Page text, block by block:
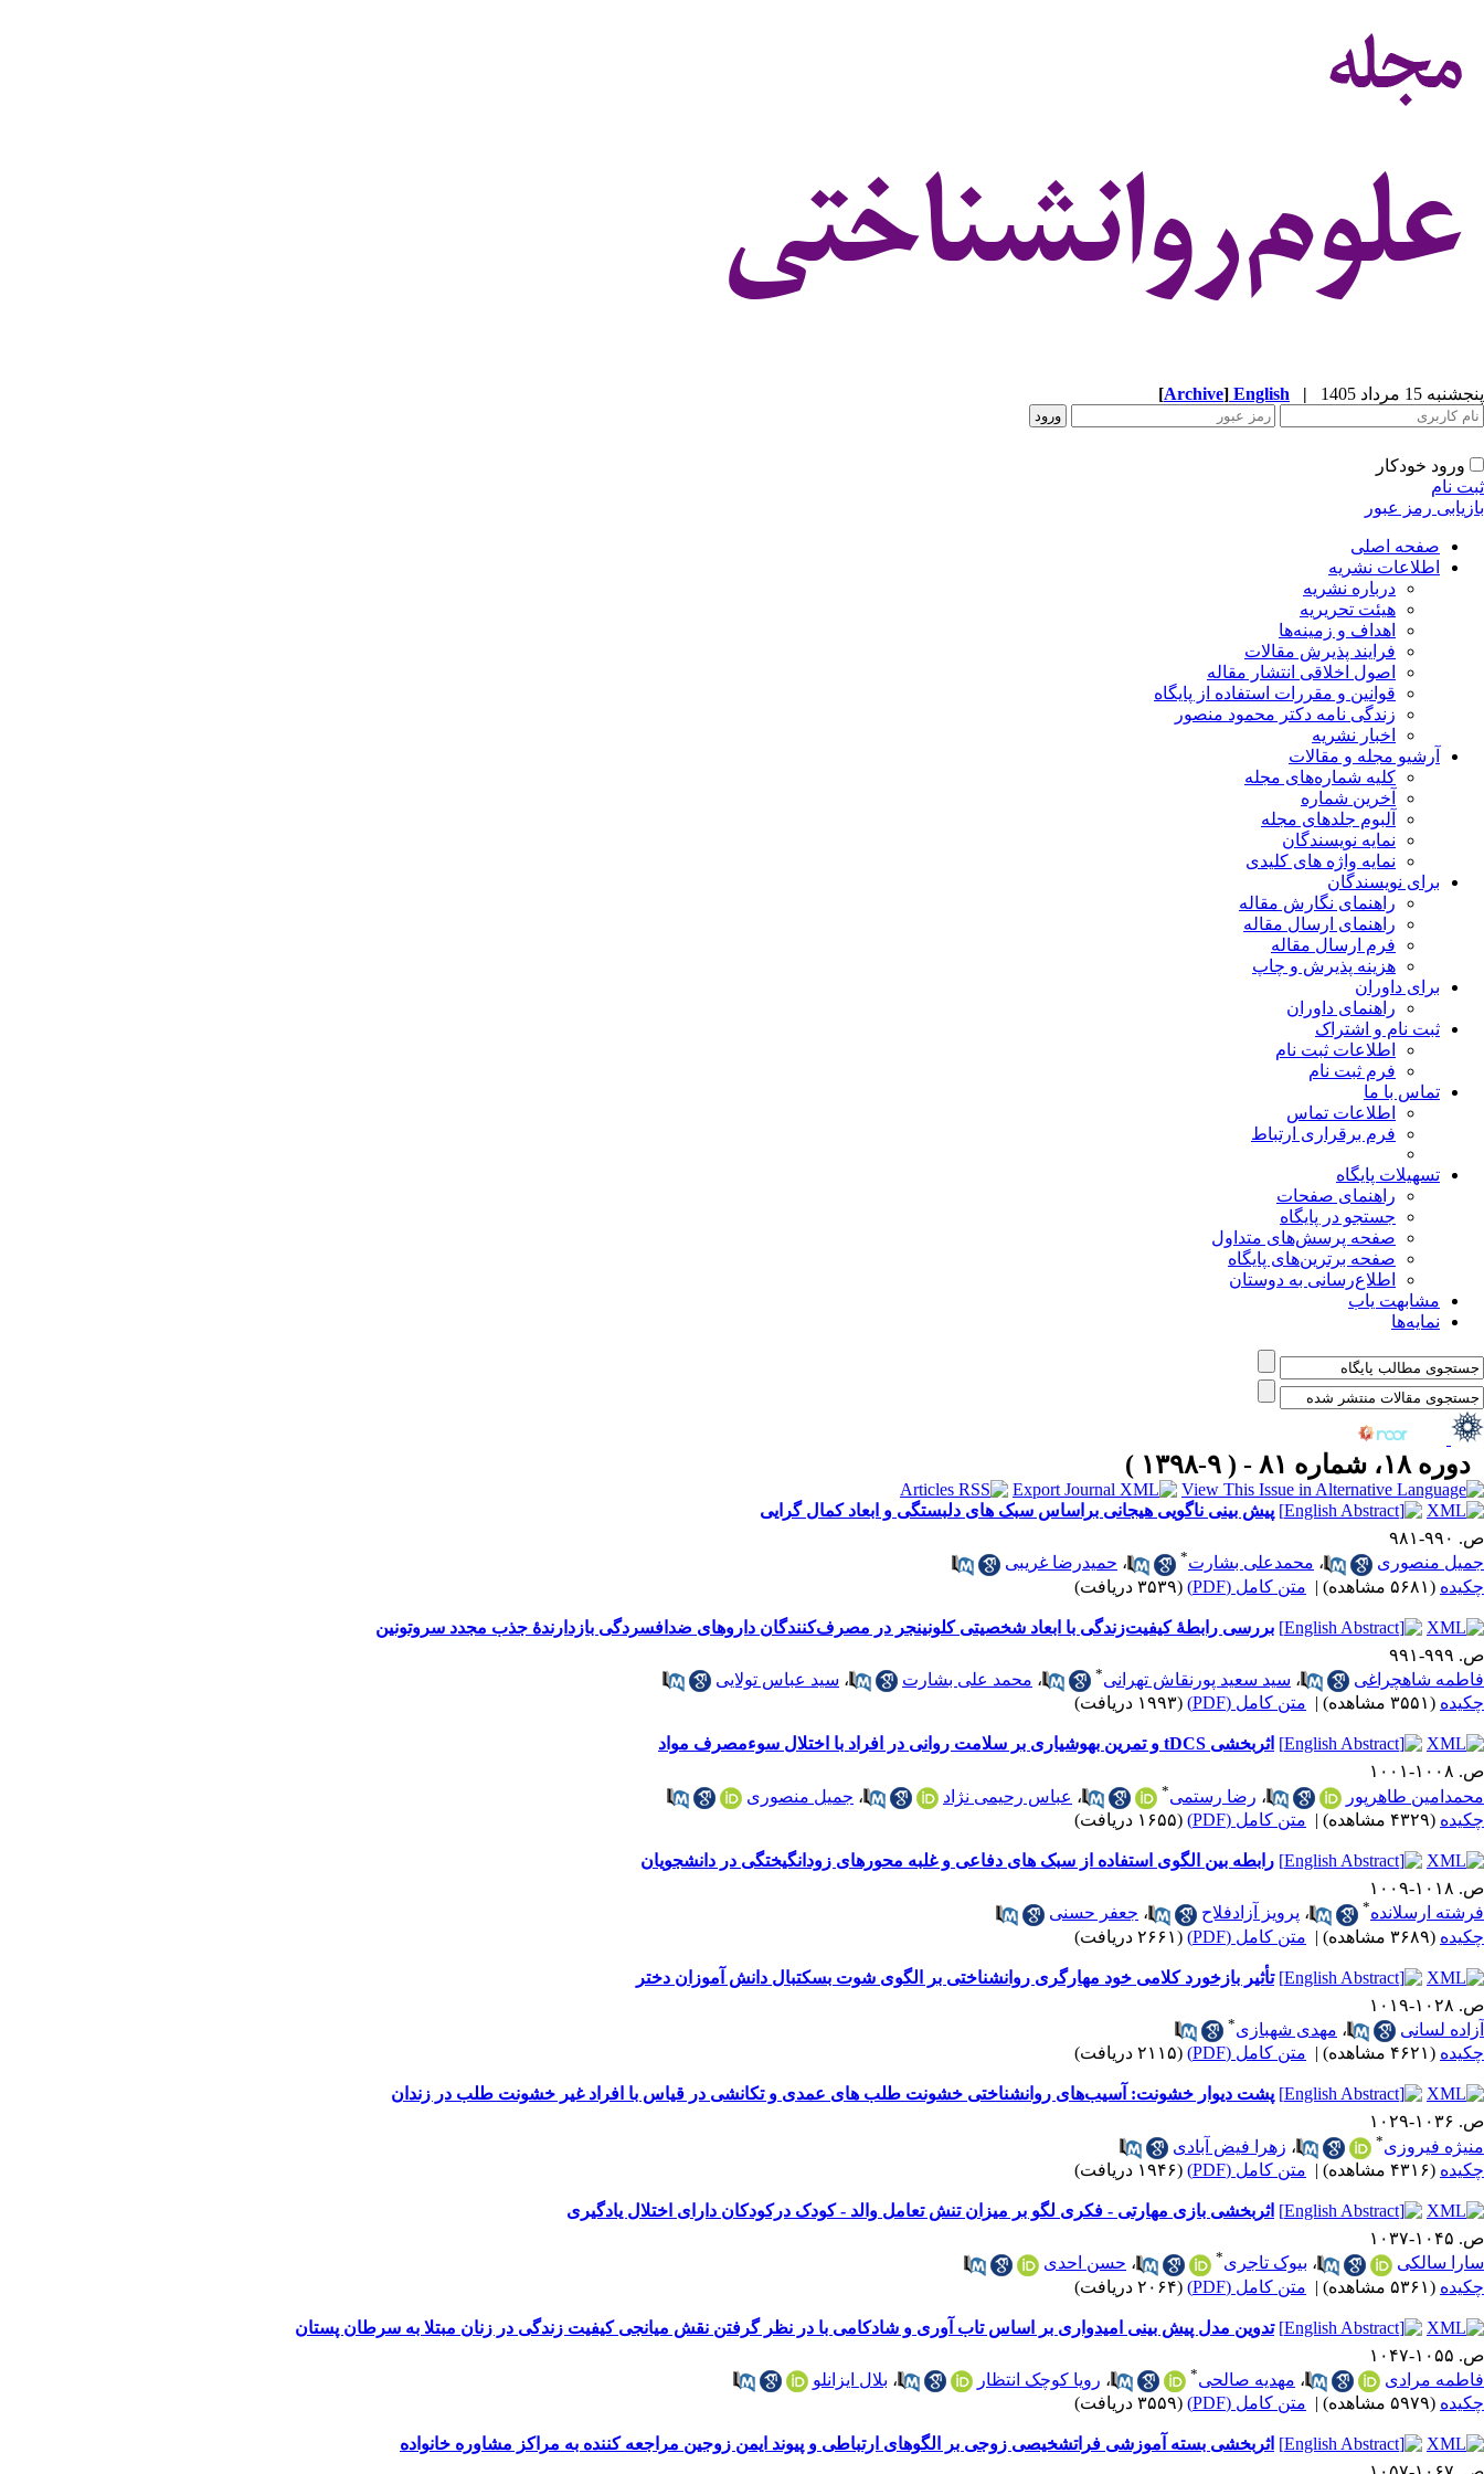
پنجشنبه 15 مرداد 1405 |
English
[Archive]
ورود خودکار
ثبت نام
بازیابی رمز عبور
صفحه اصلی
اطلاعات نشریه
درباره نشریه
هیئت تحریریه
اهداف و زمینه‌ها
فرایند پذیرش مقالات
اصول اخلاقی انتشار مقاله
قوانین و مقررات استفاده از پایگاه
زندگی نامه دکتر محمود منصور
اخبار نشریه
آرشیو مجله و مقالات
کلیه شماره‌های مجله
آخرین شماره
آلبوم جلدهای مجله
نمایه نویسندگان
نمایه واژه های کلیدی
برای نویسندگان
راهنمای نگارش مقاله
راهنمای ارسال مقاله
فرم ارسال مقاله
هزینه پذیرش و چاپ
برای داوران
راهنمای داوران
ثبت نام و اشتراک
اطلاعات ثبت نام
فرم ثبت نام
تماس با ما
اطلاعات تماس
فرم برقراری ارتباط
تسهیلات پایگاه
راهنمای صفحات
جستجو در پایگاه
صفحه پرسش‌های متداول
صفحه برترین‌های پایگاه
اطلاع‌رسانی به دوستان
مشابهت یاب
نمایه‌ها
دوره ۱۸، شماره ۸۱ - ( ۹-۱۳۹۸ )
پیش بینی ناگویی هیجانی براساس سبک های دلبستگی و ابعاد کمال گرایی
ص. ۹۹۰-۹۸۱
جمیل منصوری
، محمدعلی بشارت* ، حمیدرضا غریبی
چکیده (۵۶۸۱ مشاهده) | متن کامل (PDF) (۳۵۳۹ دریافت)
بررسی رابطۀ کیفیت‌زندگی با ابعاد شخصیتی کلونینجر در مصرف‌کنندگان داروهای ضدافسردگی بازدارندۀ جذب مجدد سروتونین
ص. ۹۹۹-۹۹۱
فاطمه شاهچراغی
، سید سعید پورنقاش تهرانی* ، محمد علی بشارت ، سید عباس تولایی
چکیده (۳۵۵۱ مشاهده) | متن کامل (PDF) (۱۹۹۳ دریافت)
اثربخشی tDCS و تمرین بهوشیاری بر سلامت روانی در افراد با اختلال سوءمصرف مواد
ص. ۱۰۰۸-۱۰۰۱
محمدامین طاهرپور
، رضا رستمی* ، عباس رحیمی نژاد ، جمیل منصوری
چکیده (۴۳۲۹ مشاهده) | متن کامل (PDF) (۱۶۵۵ دریافت)
رابطه بین الگوی استفاده از سبک های دفاعی و غلبه محورهای زودانگیختگی در دانشجویان
ص. ۱۰۱۸-۱۰۰۹
فرشته ارسلانده* ، پرویز آزادفلاح ، جعفر حسنی
چکیده (۳۶۸۹ مشاهده) | متن کامل (PDF) (۲۶۶۱ دریافت)
تأثیر بازخورد کلامی خود مهارگری روانشناختی بر الگوی شوت بسکتبال دانش آموزان دختر
ص. ۱۰۲۸-۱۰۱۹
آزاده لسانی
، مهدی شهبازی*
چکیده (۴۶۲۱ مشاهده) | متن کامل (PDF) (۲۱۱۵ دریافت)
پشت دیوار خشونت: آسیب‌های روانشناختی خشونت طلب های عمدی و تکانشی در قیاس با افراد غیر خشونت طلب در زندان
ص. ۱۰۳۶-۱۰۲۹
منیژه فیروزی* ، زهرا فیض آبادی
چکیده (۴۳۱۶ مشاهده) | متن کامل (PDF) (۱۹۴۶ دریافت)
اثربخشی بازی مهارتی - فکری لگو بر میزان تنش تعامل والد - کودک درکودکان دارای اختلال یادگیری
ص. ۱۰۴۵-۱۰۳۷
سارا سالکی
، بیوک تاجری* ، حسن احدی
چکیده (۵۳۶۱ مشاهده) | متن کامل (PDF) (۲۰۶۴ دریافت)
تدوین مدل پیش بینی امیدواری بر اساس تاب آوری و شادکامی با در نظر گرفتن نقش میانجی کیفیت زندگی در زنان مبتلا به سرطان پستان
ص. ۱۰۵۵-۱۰۴۷
فاطمه مرادی
، مهدیه صالحی* ، رویا کوچک انتظار ، بلال ایزانلو
چکیده (۵۹۷۹ مشاهده) | متن کامل (PDF) (۳۵۵۹ دریافت)
اثربخشی بسته آموزشی فراتشخیصی زوجی بر الگوهای ارتباطی و پیوند ایمن زوجین مراجعه کننده به مراکز مشاوره خانواده